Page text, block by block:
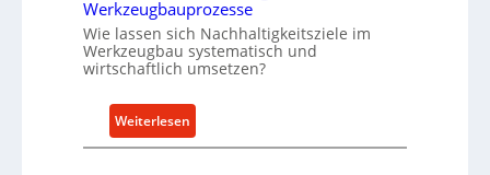
r
t
A
k
a
Werkzeugbauprozesse
Wie lassen sich Nachhaltigkeitsziele im
Werkzeugbau systematisch und
wirtschaftlich umsetzen?
Weiterlesen:
M